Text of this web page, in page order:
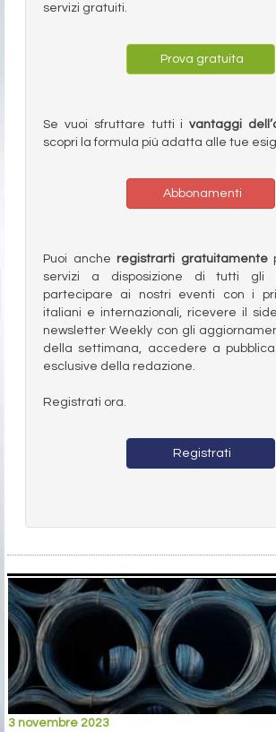
servizi gratuiti.
Prova gratuita
Se vuoi sfruttare tutti ivantaggi
scopri la formula più adatta alle tue
Abbonamenti
Puoi anche registrarti gratuitamente
servizi a disposizione di tutti gli
partecipare ai nostri eventi con i
italiani e internazionali, ricevere il
newsletter Weekly con gli
della settimana, accedere a
esclusive della redazione.
Registrati ora.
Registrati
3 novembre 2023